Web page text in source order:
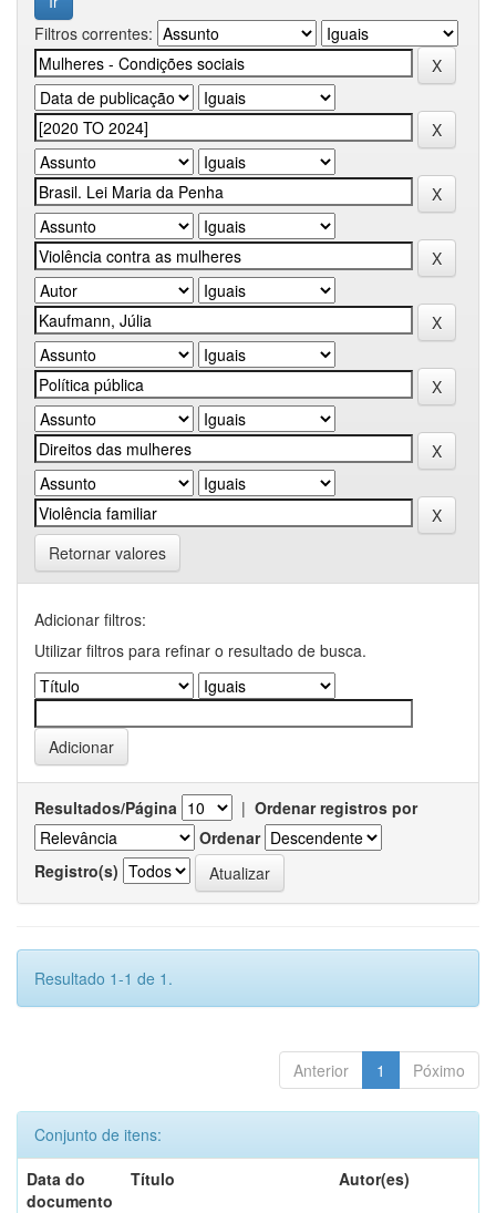
Filtros correntes:
Retornar valores
Adicionar filtros:
Utilizar filtros para refinar o resultado de busca.
Resultados/Página | Ordenar registros por
Ordenar
Registro(s)
Resultado 1-1 de 1.
Anterior 1 Póximo
Conjunto de itens:
Data do
documento
Título Autor(es)